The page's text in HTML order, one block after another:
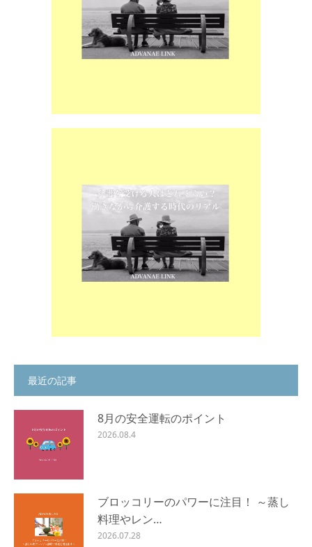
最近の記事
8月の安全運転のポイント
2026.08.4
ブロッコリーのパワーに注目！ ～蒸し
料理やレン…
2026.07.28